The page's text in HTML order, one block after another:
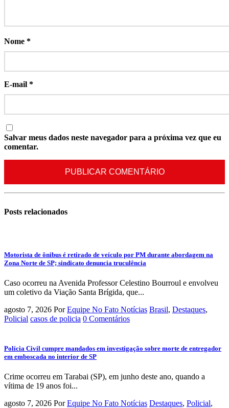
Nome *
E-mail *
Salvar meus dados neste navegador para a próxima vez que eu
comentar.
Posts relacionados
Motorista de ônibus é retirado de veículo por PM durante abordagem na
Zona Norte de SP; sindicato denuncia truculência
Caso ocorreu na Avenida Professor Celestino Bourroul e envolveu
um coletivo da Viação Santa Brígida, que...
agosto 7, 2026 Por Equipe No Fato Notícias Brasil, Destaques,
Policial casos de policia 0 Comentários
Polícia Civil cumpre mandados em investigação sobre morte de entregador
em emboscada no interior de SP
Crime ocorreu em Tarabai (SP), em junho deste ano, quando a
vítima de 19 anos foi...
agosto 7, 2026 Por Equipe No Fato Notícias Destaques, Policial,